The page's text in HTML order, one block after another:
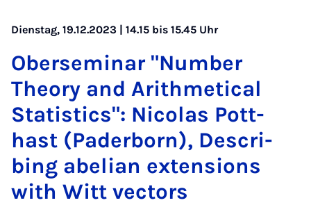
Dienstag, 19.12.2023 | 14.15 bis 15.45 Uhr
Ober­se­mi­nar "Num­ber
Theo­ry and Arith­me­ti­cal
Sta­ti­stics": Ni­co­las Pott­
hast (Pa­der­born), De­s­cri­
bing abe­li­an ex­ten­si­ons
with Witt vec­tors